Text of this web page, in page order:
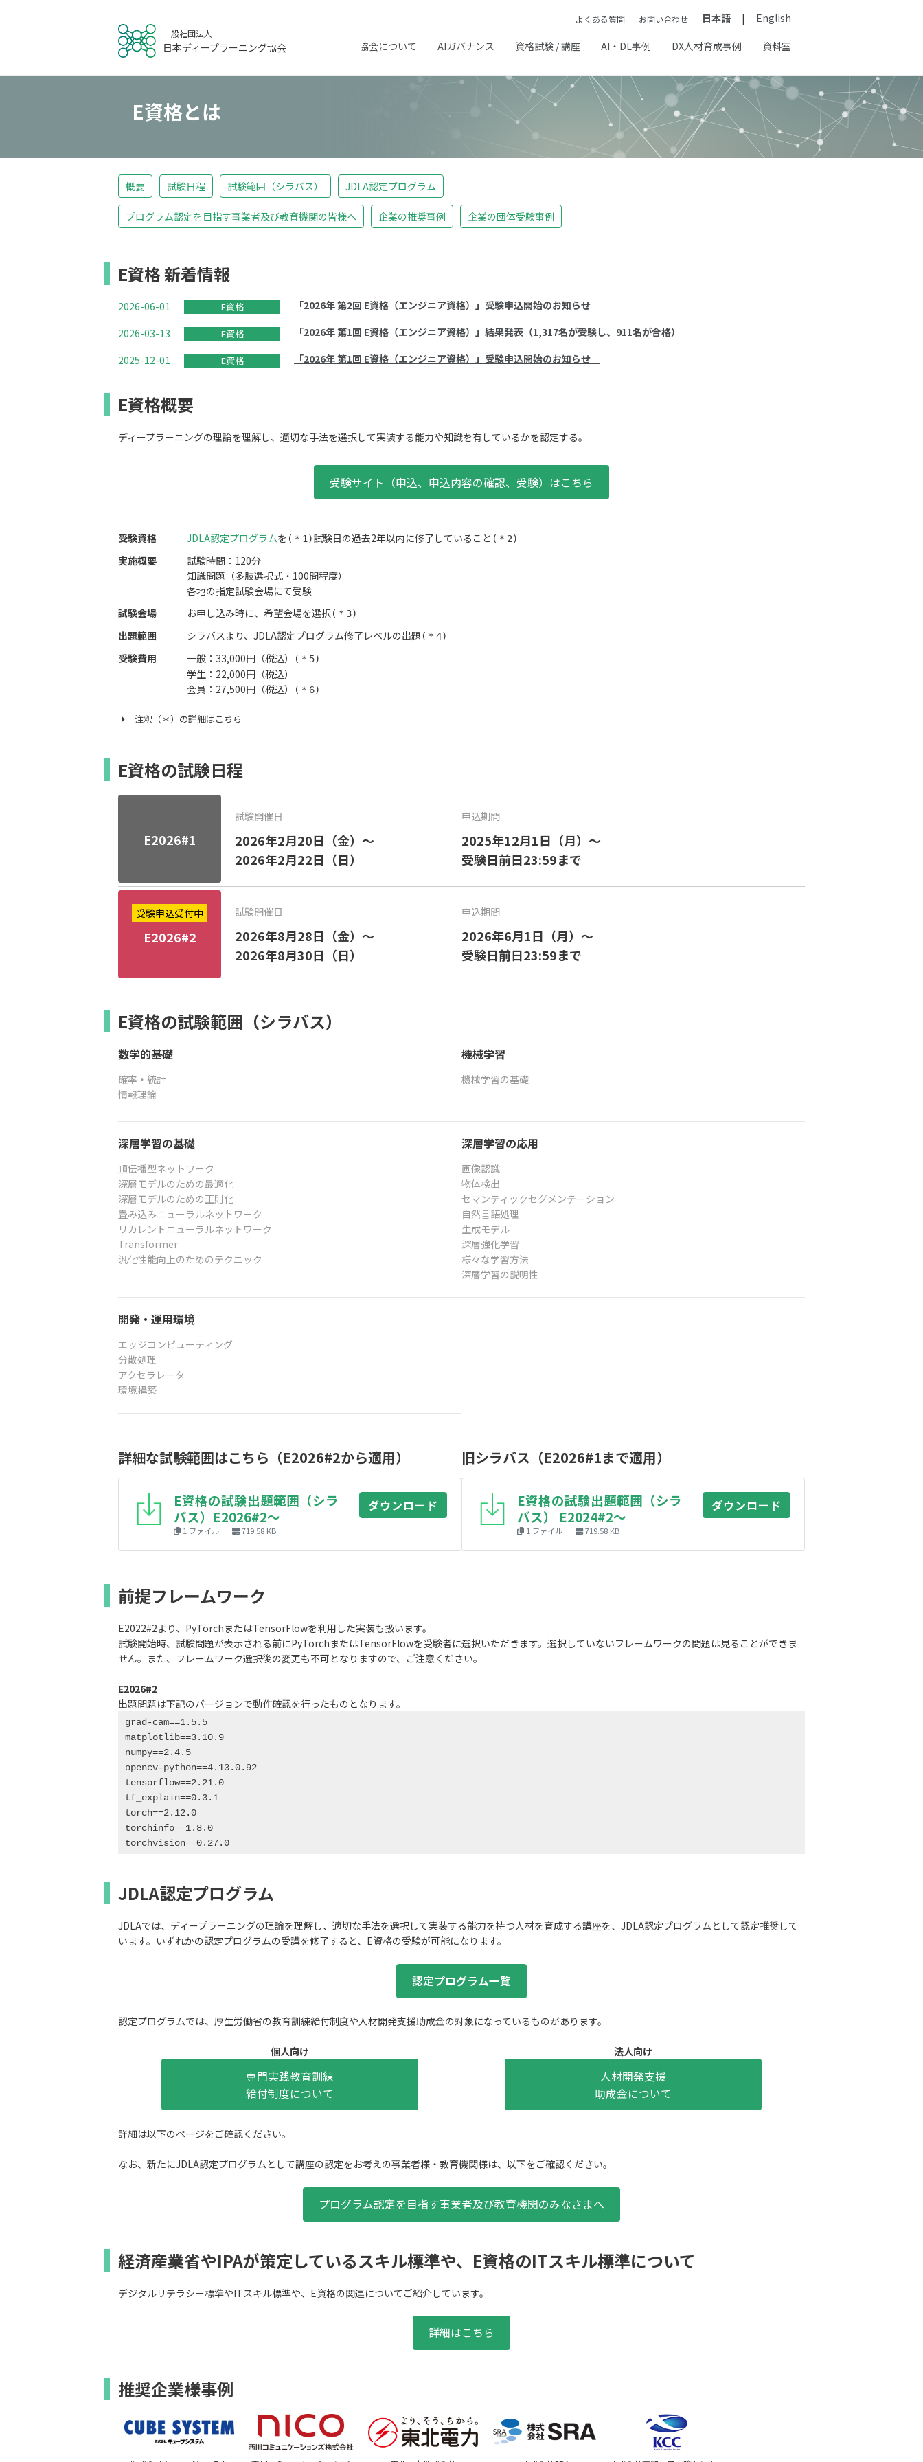
一般社団法人
日本ディープラーニング協会
よくある質問 お問い合わせ 日本語 English
協会について AIガバナンス 資格試験 / 講座 AI・DL事例 DX人材育成事例 資料室
E資格とは
概要 試験日程 試験範囲（シラバス） JDLA認定プログラム
プログラム認定を目指す事業者及び教育機関の皆様へ 企業の推奨事例 企業の団体受験事例
E資格 新着情報
2026-06-01 E資格 「2026年 第2回 E資格（エンジニア資格）」受験申込開始のお知らせ
2026-03-13 E資格 「2026年 第1回 E資格（エンジニア資格）」結果発表（1,317名が受験し、911名が合格）
2025-12-01 E資格 「2026年 第1回 E資格（エンジニア資格）」受験申込開始のお知らせ
E資格概要
ディープラーニングの理論を理解し、適切な手法を選択して実装する能力や知識を有しているかを認定する。
受験サイト（申込、申込内容の確認、受験）はこちら
受験資格 JDLA認定プログラムを (＊1)試験日の過去2年以内に修了していること (＊2)
実施概要
試験時間：120分
知識問題（多肢選択式・100問程度）
各地の指定試験会場にて受験
試験会場
お申し込み時に、希望会場を選択(＊3)
出題範囲 シラバスより、JDLA認定プログラム修了レベルの出題 (＊4)
受験費用 一般：33,000円（税込） (＊5)
学生：22,000円（税込）
会員：27,500円（税込）
(＊6)
注釈（＊）の詳細はこちら
E資格の試験日程
E2026#1
試験開催日
2026年2月20日（金）～
2026年2月22日（日）
申込期間
2025年12月1日（月）～
受験日前日23:59まで
受験申込受付中
E2026#2
試験開催日
2026年8月28日（金）～
2026年8月30日（日）
申込期間
2026年6月1日（月）～
受験日前日23:59まで
E資格の試験範囲（シラバス）
数学的基礎
確率・統計
情報理論
深層学習の基礎
順伝播型ネットワーク
深層モデルのための最適化
深層モデルのための正則化
畳み込みニューラルネットワーク
リカレントニューラルネットワーク
Transformer
汎化性能向上のためのテクニック
開発・運用環境
エッジコンピューティング
分散処理
アクセラレータ
環境構築
機械学習
機械学習の基礎
深層学習の応用
画像認識
物体検出
セマンティックセグメンテーション
自然言語処理
生成モデル
深層強化学習
様々な学習方法
深層学習の説明性
詳細な試験範囲はこちら（E2026#2から適用）
E資格の試験出題範囲（シラ
バス）E2026#2～
1 ファイル 719.58 KB
ダウンロード
旧シラバス（E2026#1まで適用）
E資格の試験出題範囲（シラ
バス） E2024#2～
1 ファイル 719.58 KB
ダウンロード
前提フレームワーク
E2022#2より、PyTorchまたはTensorFlowを利用した実装も扱います。
試験開始時、試験問題が表示される前にPyTorchまたはTensorFlowを受験者に選択いただきます。選択していないフレームワークの問題は見ることができま
せん。また、フレームワーク選択後の変更も不可となりますので、ご注意ください。
E2026#2
出題問題は下記のバージョンで動作確認を行ったものとなります。
grad-cam==1.5.5
matplotlib==3.10.9
numpy==2.4.5
opencv-python==4.13.0.92
tensorflow==2.21.0
tf_explain==0.3.1
torch==2.12.0
torchinfo==1.8.0
torchvision==0.27.0
JDLA認定プログラム
JDLAでは、ディープラーニングの理論を理解し、適切な手法を選択して実装する能力を持つ人材を育成する講座を、JDLA認定プログラムとして認定推奨して
います。いずれかの認定プログラムの受講を修了すると、E資格の受験が可能になります。
認定プログラム一覧
認定プログラムでは、厚生労働省の教育訓練給付制度や人材開発支援助成金の対象になっているものがあります。
個人向け
専門実践教育訓練
給付制度について
法人向け
人材開発支援
助成金について
詳細は以下のページをご確認ください。
なお、新たにJDLA認定プログラムとして講座の認定をお考えの事業者様・教育機関様は、以下をご確認ください。
プログラム認定を目指す事業者及び教育機関のみなさまへ
経済産業省やIPAが策定しているスキル標準や、E資格のITスキル標準について
デジタルリテラシー標準やITスキル標準や、E資格の関連についてご紹介しています。
詳細はこちら
推奨企業様事例